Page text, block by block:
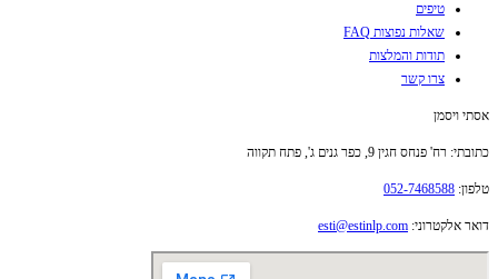
טיפים
שאלות נפוצות FAQ
תודות והמלצות
צרו קשר
אסתי ויסמן
כתובתי: רח' פנחס חגין 9, כפר גנים ג', פתח תקווה
טלפון: 052-7468588
דואר אלקטרוני: esti@estinlp.com